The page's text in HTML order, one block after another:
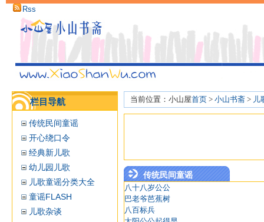
Rss
栏目导航
传统民间童谣
开心绕口令
经典新儿歌
幼儿园儿歌
儿歌童谣分类大全
童谣FLASH
儿歌杂谈
当前位置：小山屋首页 > 小山书斋 > 儿
传统民间童谣
八十八岁公公
巴老爷芭蕉树
八百标兵